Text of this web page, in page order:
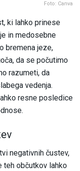
Foto: Canva
ki lahko prinese
in medosebne
bremena jeze,
da se počutimo
razumeti, da
vedenja.
resne posledice
negativnih čustev,
teh občutkov lahko